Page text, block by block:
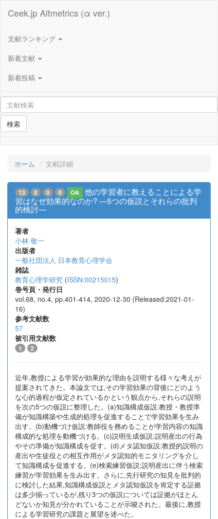
Ceek.jp Altmetrics (α ver.)
文献ランキング
新着文献
新着投稿
検索
ホーム 文献詳細
13 0 0 0 OA
他の学習者に教えることによる学
習はなぜ効果的なのか? ―5つの仮説とそれらの批判
的検討―
著者
小林 敬一
出版者
一般社団法人 日本教育心理学会
雑誌
教育心理学研究 (ISSN:00215015)
巻号頁・発行日
vol.68, no.4, pp.401-414, 2020-12-30 (Released:2021-01-
16)
参考文献数
57
被引用文献数
1 2
近年,教授による学習が効果的な理由を説明する様々な考えが
提案されてきた。本論文では,その学習効果の背後にどのよう
な心的過程が仮定されているかという観点から,それらの説明
を次の5つの仮説に整理した。(a)知識構成仮説:教授・教授準
備が知識構築や生成的処理を促進することで学習効果を生み
出す。(b)動機づけ仮説:教師役を務めることが学習内容の知識
構成的な処理を動機づける。(c)説明生成仮説:説明産出の行為
やその準備が知識構成を促す。(d)メタ認知仮説:教授的説明の
産出や生徒役との相互作用がメタ認知的モニタリングを介し
て知識構成を促進する。(e)検索練習仮説:説明産出に伴う検索
練習が学習効果を生み出す。さらに,先行研究の知見を批判的
に検討した結果,知識構成仮説とメタ認知仮説を肯定する証拠
は多少揃っているが,残り3つの仮説については証拠がほとん
どないか知見が分かれていることが示唆された。最後に,教授
による学習研究の課題と展望を述べた。